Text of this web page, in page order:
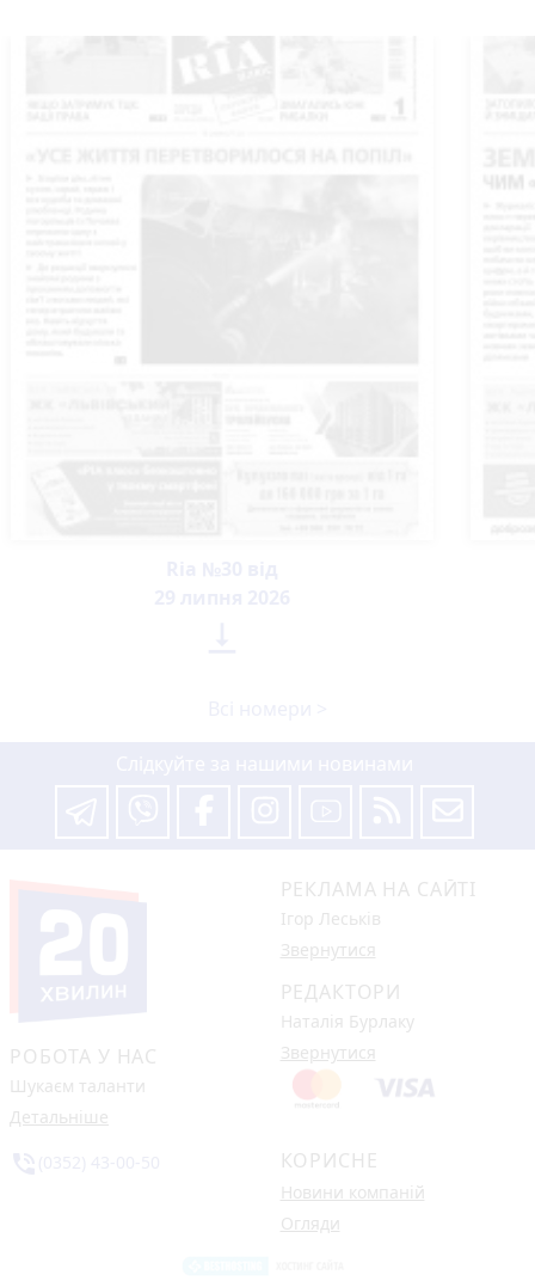
РОБОТА У НАС
Шукаєм таланти
Детальніше
РЕКЛАМА НА САЙТІ
Ігор Леськів
Звернутися
РЕДАКТОРИ
Наталія Бурлаку
Звернутися
КОРИСНЕ
Новини компаній
Огляди